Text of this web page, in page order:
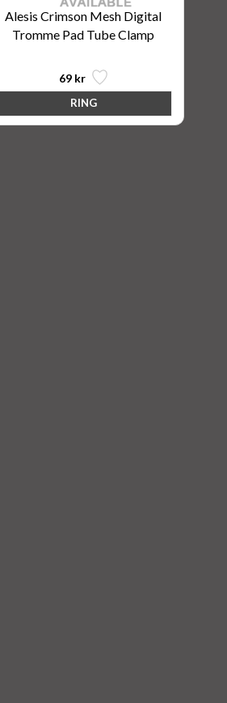
Alesis Crimson Mesh Digital
Tromme Pad Tube Clamp
69 kr